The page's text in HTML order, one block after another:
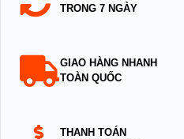
TRONG 7 NGÀY
GIAO HÀNG NHANH
TOÀN QUỐC
THANH TOÁN